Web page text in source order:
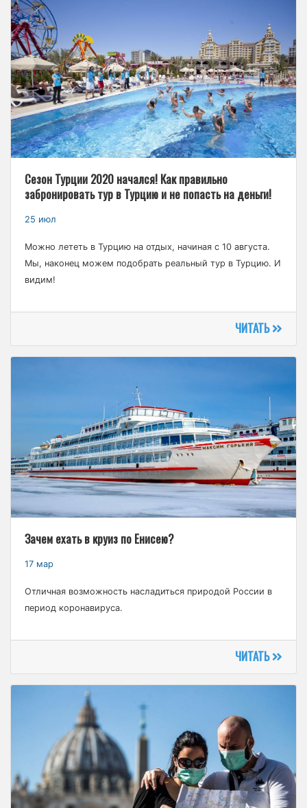
Сезон Турции 2020 начался! Как правильно
забронировать тур в Турцию и не попасть на деньги!
25 июл
Можно лететь в Турцию на отдых, начиная с 10 августа.
Мы, наконец можем подобрать реальный тур в Турцию. И
видим!
ЧИТАТЬ
Зачем ехать в круиз по Енисею?
17 мар
Отличная возможность насладиться природой России в
период коронавируса.
ЧИТАТЬ